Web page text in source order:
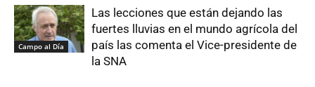
Campo al Día
Las lecciones que están dejando las
fuertes lluvias en el mundo agrícola del
país las comenta el Vice-presidente de
la SNA